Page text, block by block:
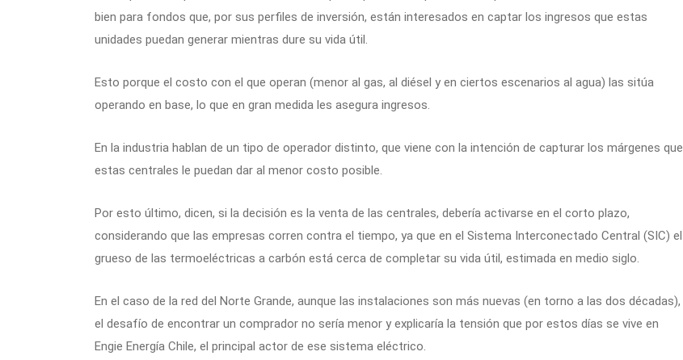
bien para fondos que, por sus perfiles de inversión, están interesados en captar los ingresos que estas
unidades puedan generar mientras dure su vida útil.
Esto porque el costo con el que operan (menor al gas, al diésel y en ciertos escenarios al agua) las sitúa
operando en base, lo que en gran medida les asegura ingresos.
En la industria hablan de un tipo de operador distinto, que viene con la intención de capturar los márgenes que
estas centrales le puedan dar al menor costo posible.
Por esto último, dicen, si la decisión es la venta de las centrales, debería activarse en el corto plazo,
considerando que las empresas corren contra el tiempo, ya que en el Sistema Interconectado Central (SIC) el
grueso de las termoeléctricas a carbón está cerca de completar su vida útil, estimada en medio siglo.
En el caso de la red del Norte Grande, aunque las instalaciones son más nuevas (en torno a las dos décadas),
el desafío de encontrar un comprador no sería menor y explicaría la tensión que por estos días se vive en
Engie Energía Chile, el principal actor de ese sistema eléctrico.